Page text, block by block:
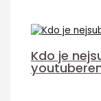
Kdo je